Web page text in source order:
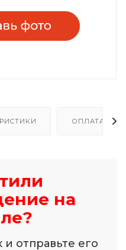
ОПЛАТА И
на
отправьте его